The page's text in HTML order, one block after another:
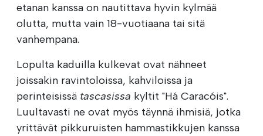
etanan kanssa on nautittava hyvin kylmää
olutta, mutta vain 18-vuotiaana tai sitä
vanhempana.
Lopulta kaduilla kulkevat ovat nähneet
joissakin ravintoloissa, kahviloissa ja
perinteisissä tascasissa kyltit "Há Caracóis".
Luultavasti ne ovat myös täynnä ihmisiä, jotka
yrittävät pikkuruisten hammastikkujen kanssa